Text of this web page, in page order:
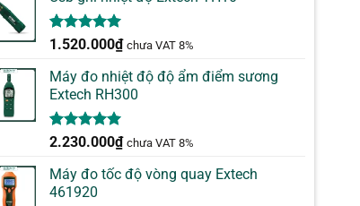
5.00trên 5
1
đánh giá
1.520.000₫ chưa VAT 8%
Máy đo nhiệt độ độ ẩm điểm sương
Extech RH300
5.00trên 5
1
đánh giá
2.230.000₫ chưa VAT 8%
Máy đo tốc độ vòng quay Extech
461920